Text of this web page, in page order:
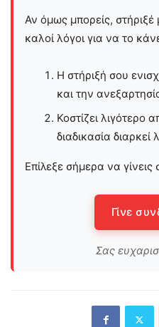
Αν όμως μπορείς,
καλοί λόγοι για να το
Η στήριξή σου
και την
Κοστίζει λιγότερο
διαδικασία διαρκεί
Επίλεξε σήμερα να
Γίνε
Σας